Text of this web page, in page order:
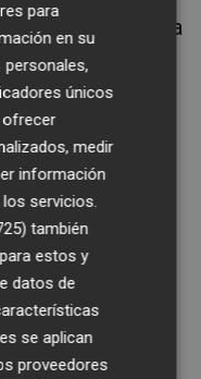
en convivencia
recorrido
reflejada en
unCos d’aigua
como a lo
parte de
el artista, que
junto a la
la comisaria
esta suerte de
para
en su
únicos
ofrecer
medir
información
servicios.
también
estos y
datos de
se aplican
proveedores